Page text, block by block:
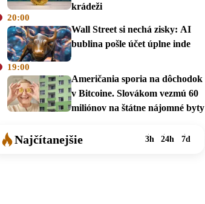
krádeži
20:00
Wall Street si nechá zisky: AI
bublina pošle účet úplne inde
19:00
Američania sporia na dôchodok
v Bitcoine. Slovákom vezmú 60
miliónov na štátne nájomné byty
Najčítanejšie 3h 24h 7d